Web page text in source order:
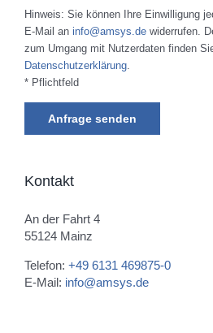
Hinweis: Sie können Ihre Einwilligung
E-Mail an info@amsys.de widerrufen.
zum Umgang mit Nutzerdaten finden
Datenschutzerklärung.
* Pflichtfeld
Kontakt
An der Fahrt 4
55124 Mainz
Telefon: +49 6131 469875-0
E-Mail: info@amsys.de